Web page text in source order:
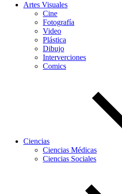
Artes Visuales
Cine
Fotografía
Video
Plástica
Dibujo
Interverciones
Comics
Ciencias
Ciencias Médicas
Ciencias Sociales